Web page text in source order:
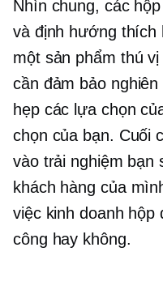
Nhìn chung, các
và định hướng thích
một sản phẩm thú
cần đảm bảo
hẹp các lựa chọn
chọn của bạn. Cuối
vào trải nghiệm bạn
khách hàng của
việc kinh doanh hộp
công hay không.